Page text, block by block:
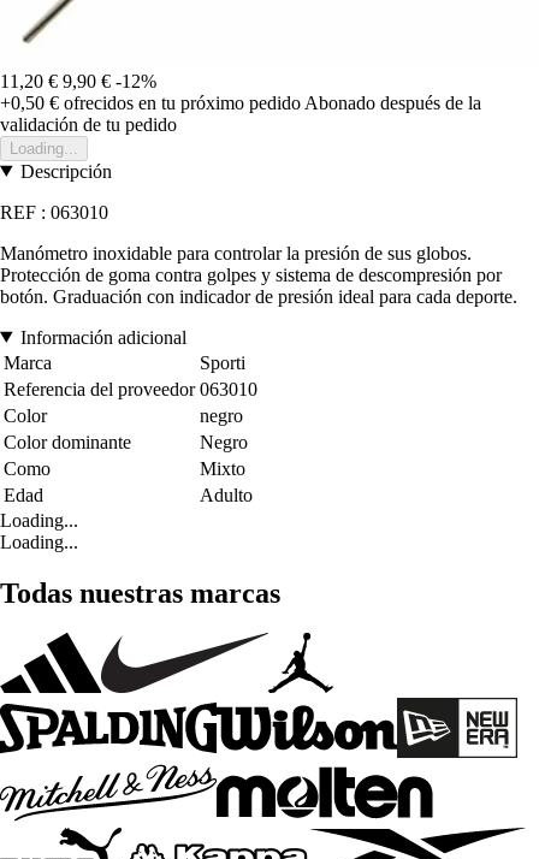
11,20 € 9,90 € -12%
+0,50 € ofrecidos en tu próximo pedido Abonado después de la
validación de tu pedido
Loading...
Descripción
REF : 063010
Manómetro inoxidable para controlar la presión de sus globos.
Protección de goma contra golpes y sistema de descompresión por
botón. Graduación con indicador de presión ideal para cada deporte.
Información adicional
Marca
Sporti
Referencia del proveedor 063010
Color
negro
Color dominante
Negro
Como
Mixto
Edad
Adulto
Loading...
Loading...
Todas nuestras marcas